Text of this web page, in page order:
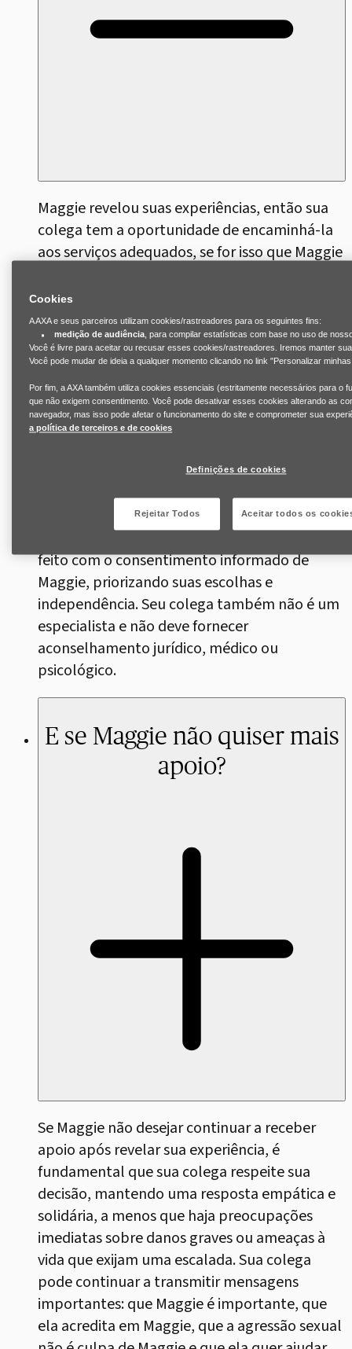
Maggie revelou suas experiências, então sua
colega tem a oportunidade de encaminhá-la
aos serviços adequados, se for isso que Maggie
como um Programa de Assistência ao
Funcionário ou Recursos Humanos, que
podem ajudar Maggie a explorar as opções
disponíveis dentro das políticas da empresa,
como trabalho flexível ou licença para
consultas médicas ou jurídicas, bem como as
leis locais relevantes. Encaminhar Maggie a
apropriado, por exemplo, a profissionais
jurídicos ou de saúde.
feito com o consentimento informado de
Maggie, priorizando suas escolhas e
independência. Seu colega também não é um
especialista e não deve fornecer
aconselhamento jurídico, médico ou
psicológico.
E se Maggie não quiser mais
apoio?
Se Maggie não desejar continuar a receber
apoio após revelar sua experiência, é
fundamental que sua colega respeite sua
decisão, mantendo uma resposta empática e
solidária, a menos que haja preocupações
imediatas sobre danos graves ou ameaças à
vida que exijam uma escalada. Sua colega
pode continuar a transmitir mensagens
importantes: que Maggie é importante, que
ela acredita em Maggie, que a agressão sexual
Cookies
A AXA e seus parceiros utilizam cookies/rastreadores para os seguintes fins:
medição de audiência, para compilar estatísticas com base no uso de
Você é livre para aceitar ou recusar esses cookies/rastreadores. Iremos manter
Você pode mudar de ideia a qualquer momento clicando no link "Personalizar
Por fim, a AXA também utiliza cookies essenciais (estritamente necessários para o
que não exigem consentimento. Você pode desativar esses cookies alterando as
navegador, mas isso pode afetar o funcionamento do site e comprometer sua
a política de terceiros e de cookies
Definições de cookies
Rejeitar Todos Aceitar todos os